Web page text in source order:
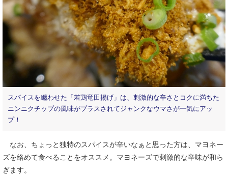
スパイスを纏わせた「若鶏竜田揚げ」は、刺激的な辛さとコクに満ちた
ニンニクチップの風味がプラスされてジャンクなウマさが一気にアッ
プ！
なお、ちょっと独特のスパイスが辛いなぁと思った方は、マヨネー
ズを絡めて食べることをオススメ。マヨネーズで刺激的な辛味が和ら
ぎます。